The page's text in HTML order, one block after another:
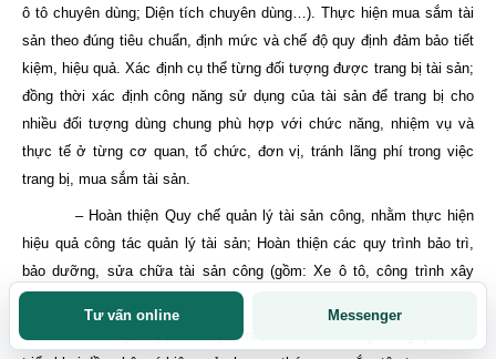
ô tô chuyên dùng; Diện tích chuyên dùng…). Thực hiện mua sắm tài
sản theo đúng tiêu chuẩn, định mức và chế độ quy định đảm bảo tiết
kiệm, hiệu quả. Xác định cụ thể từng đối tượng được trang bị tài sản;
đồng thời xác định công năng sử dụng của tài sản để trang bị cho
nhiều đối tượng dùng chung phù hợp với chức năng, nhiệm vụ và
thực tế ở từng cơ quan, tổ chức, đơn vị, tránh lãng phí trong việc
trang bị, mua sắm tài sản.
– Hoàn thiện Quy chế quản lý tài sản công, nhằm thực hiện
hiệu quả công tác quản lý tài sản; Hoàn thiện các quy trình bảo trì,
bảo dưỡng, sửa chữa tài sản công (gồm: Xe ô tô, công trình xây
dựng, máy móc, thiết bị…).
– Chống lãng phí trong mua sắm tài sản công thông qua việc
Tư vấn online Messenger